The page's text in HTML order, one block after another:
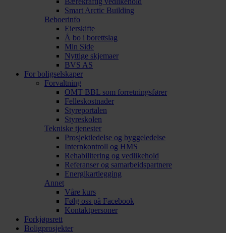
Smart Arctic Building
Beboerinfo
Eierskifte
Å bo i borettslag
Min Side
Nyttige skjemaer
BVS AS
For boligselskaper
Forvaltning
OMT BBL som forretningsfører
Felleskostnader
Styreportalen
Styreskolen
Tekniske tjenester
Prosjektledelse og byggeledelse
Internkontroll og HMS
Rehabilitering og vedlikehold
Referanser og samarbeidspartnere
Energikartlegging
Annet
Våre kurs
Følg oss på Facebook
Kontaktpersoner
Forkjøpsrett
Boligprosjekter